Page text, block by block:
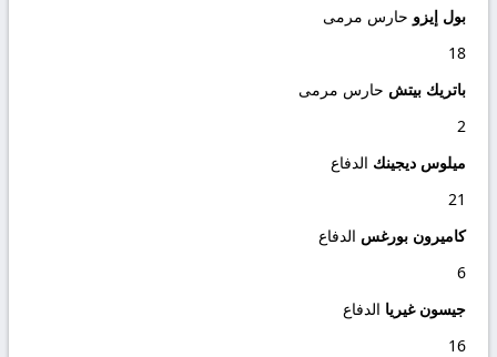
بول إيزو حارس مرمى
18
باتريك بيتش حارس مرمى
2
ميلوس ديجينك الدفاع
21
كاميرون بورغس الدفاع
6
جيسون غيريا الدفاع
16